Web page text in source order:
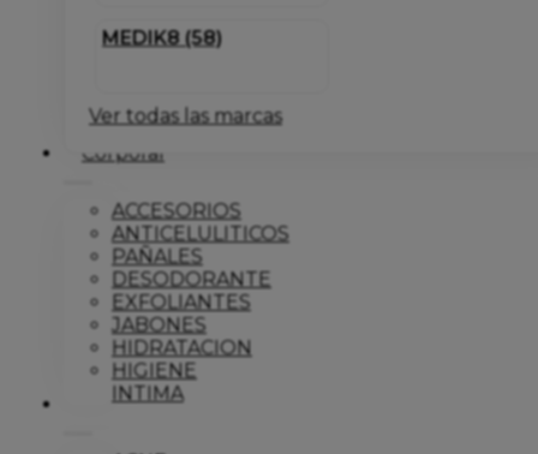
MEDIK8 (58)
Ver todas las marcas
Corporal
ACCESORIOS
ANTICELULITICOS
PAÑALES
DESODORANTE
EXFOLIANTES
JABONES
HIDRATACION
HIGIENE
INTIMA
Dermo